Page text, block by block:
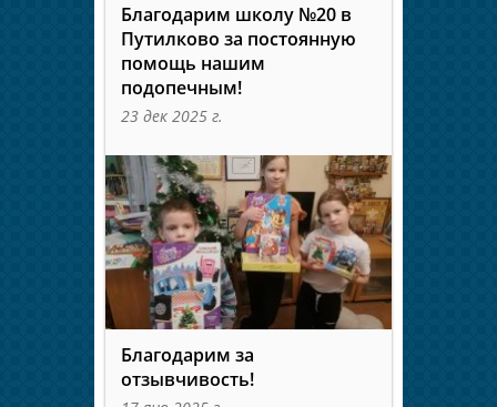
Благодарим школу №20 в
Путилково за постоянную
помощь нашим
подопечным!
23 дек 2025 г.
Благодарим за
отзывчивость!